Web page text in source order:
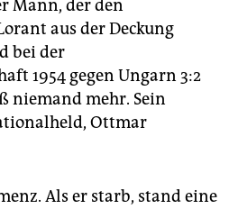
Mann, der den
aus der Deckung
bei der
1954 gegen Ungarn 3:2
niemand mehr. Sein
Ottmar
Als er starb, stand eine